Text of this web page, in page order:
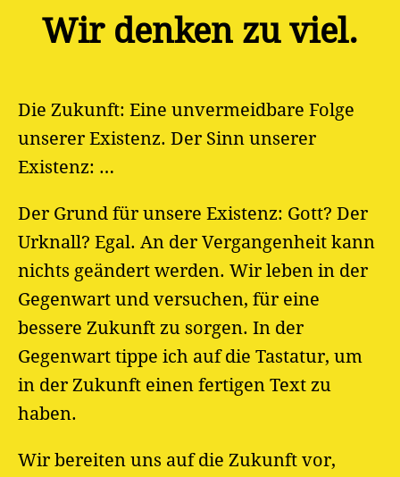
Wir denken zu viel.
Die Zukunft: Eine unvermeidbare Folge
unserer Existenz. Der Sinn unserer
Existenz: …
Der Grund für unsere Existenz: Gott? Der
Urknall? Egal. An der Vergangenheit kann
nichts geändert werden. Wir leben in der
Gegenwart und versuchen, für eine
bessere Zukunft zu sorgen. In der
Gegenwart tippe ich auf die Tastatur, um
in der Zukunft einen fertigen Text zu
haben.
Wir bereiten uns auf die Zukunft vor,